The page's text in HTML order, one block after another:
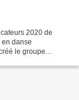
2020 de
en danse
le groupe